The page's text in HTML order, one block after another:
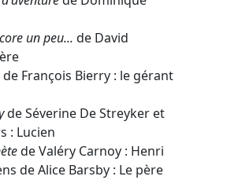
un peu... de David
de François Bierry : le gérant
de Séverine De Streyker et
: Lucien
de Valéry Carnoy : Henri
de Alice Barsby : Le père